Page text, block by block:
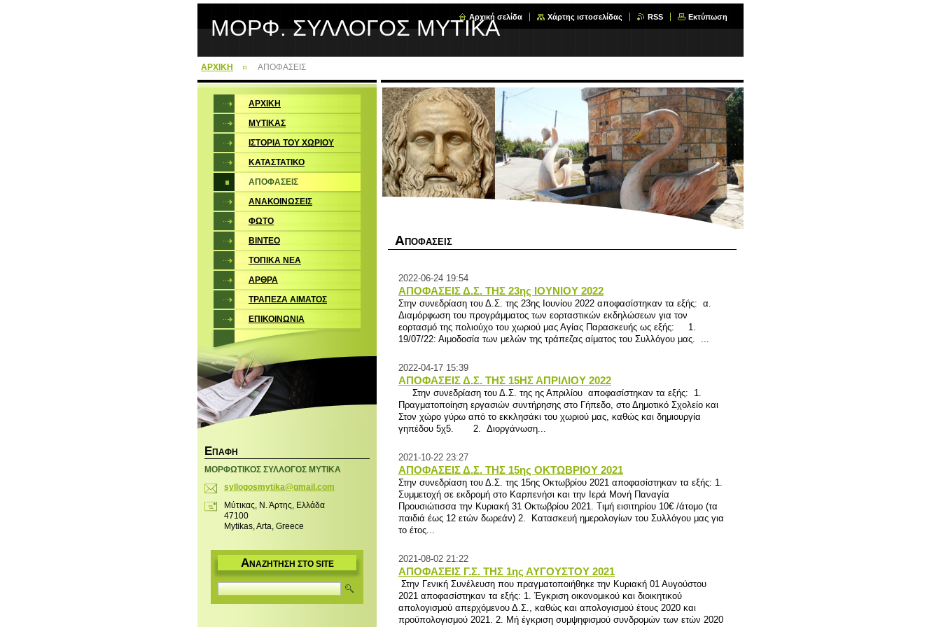
ΜΟΡΦ. ΣΥΛΛΟΓΟΣ ΜΥΤΙΚΑ
Αρχική σελίδα Χάρτης ιστοσελίδας RSS Εκτύπωση
ΑΡΧΙΚΗ ΑΠΟΦΑΣΕΙΣ
Α ΠΟΦΑΣΕΙΣ
2022-06-24 19:54
ΑΠΟΦΑΣΕΙΣ Δ.Σ. ΤΗΣ 23ης ΙΟΥΝΙΟΥ 2022
Στην συνεδρίαση του Δ.Σ. της 23ης Ιουνίου 2022 αποφασίστηκαν τα εξής: α.
Διαμόρφωση του προγράμματος των εορταστικών εκδηλώσεων για τον
εορτασμό της πολιούχο του χωριού μας Αγίας Παρασκευής ως εξής: 1.
19/07/22: Αιμοδοσία των μελών της τράπεζας αίματος του Συλλόγου μας. ...
2022-04-17 15:39
ΑΠΟΦΑΣΕΙΣ Δ.Σ. ΤΗΣ 15ΗΣ ΑΠΡΙΛΙΟΥ 2022
Στην συνεδρίαση του Δ.Σ. της ης Απριλίου αποφασίστηκαν τα εξής: 1.
Πραγματοποίηση εργασιών συντήρησης στο Γήπεδο, στο Δημοτικό Σχολείο και
Στον χώρο γύρω από το εκκλησάκι του χωριού μας, καθώς και δημιουργία
γηπέδου 5χ5. 2. Διοργάνωση...
2021-10-22 23:27
ΑΠΟΦΑΣΕΙΣ Δ.Σ. ΤΗΣ 15ης ΟΚΤΩΒΡΙΟΥ 2021
Στην συνεδρίαση του Δ.Σ. της 15ης Οκτωβρίου 2021 αποφασίστηκαν τα εξής: 1.
Συμμετοχή σε εκδρομή στο Καρπενήσι και την Ιερά Μονή Παναγία
Προυσιώτισσα την Κυριακή 31 Οκτωβρίου 2021. Τιμή εισιτηρίου 10€ /άτομο (τα
παιδιά έως 12 ετών δωρεάν) 2. Κατασκευή ημερολογίων του Συλλόγου μας για
το έτος...
2021-08-02 21:22
ΑΠΟΦΑΣΕΙΣ Γ.Σ. ΤΗΣ 1ης ΑΥΓΟΥΣΤΟΥ 2021
Στην Γενική Συνέλευση που πραγματοποιήθηκε την Κυριακή 01 Αυγούστου
2021 αποφασίστηκαν τα εξής: 1. Έγκριση οικονομικού και διοικητικού
απολογισμού απερχόμενου Δ.Σ., καθώς και απολογισμού έτους 2020 και
προϋπολογισμού 2021. 2. Μή έγκριση συμψηφισμού συνδρομών των ετών 2020
ΑΡΧΙΚΗ
ΜΥΤΙΚΑΣ
ΙΣΤΟΡΙΑ ΤΟΥ ΧΩΡΙΟΥ
ΚΑΤΑΣΤΑΤΙΚΟ
ΑΠΟΦΑΣΕΙΣ
ΑΝΑΚΟΙΝΩΣΕΙΣ
ΦΩΤΟ
ΒΙΝΤΕΟ
ΤΟΠΙΚΑ ΝΕΑ
ΑΡΘΡΑ
ΤΡΑΠΕΖΑ ΑΙΜΑΤΟΣ
ΕΠΙΚΟΙΝΩΝΙΑ
ΕΠΑΦΉ
ΜΟΡΦΩΤΙΚΟΣ ΣΥΛΛΟΓΟΣ ΜΥΤΙΚΑ
syllogosmytika@gmail.com
Μύτικας, Ν. Άρτης, Ελλάδα
47100
Mytikas, Arta, Greece
ΑΝΑΖΉΤΗΣΗ ΣΤΟ SITE